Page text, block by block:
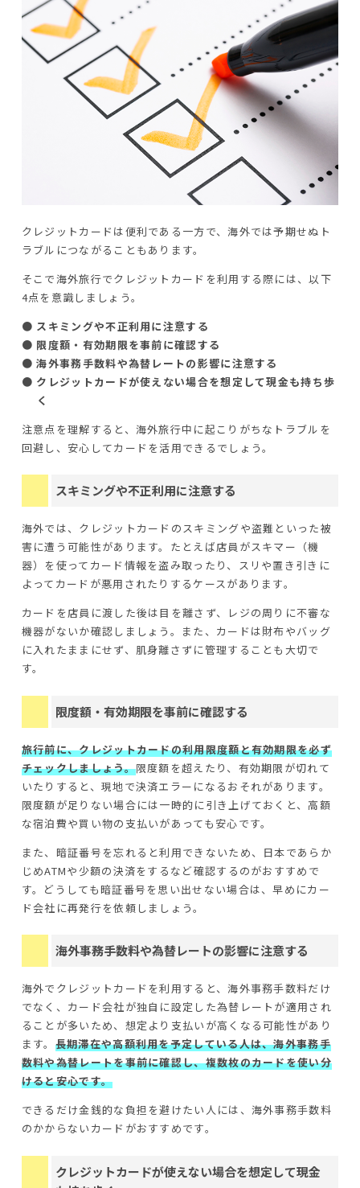
クレジットカードは便利である一方で、海外では予期せぬト
ラブルにつながることもあります。
そこで海外旅行でクレジットカードを利用する際には、以下
4点を意識しましょう。
● スキミングや不正利用に注意する
● 限度額・有効期限を事前に確認する
● 海外事務手数料や為替レートの影響に注意する
● クレジットカードが使えない場合を想定して現金も持ち歩
く
注意点を理解すると、海外旅行中に起こりがちなトラブルを
回避し、安心してカードを活用できるでしょう。
スキミングや不正利用に注意する
海外では、クレジットカードのスキミングや盗難といった被
害に遭う可能性があります。たとえば店員がスキマー（機
器）を使ってカード情報を盗み取ったり、スリや置き引きに
よってカードが悪用されたりするケースがあります。
カードを店員に渡した後は目を離さず、レジの周りに不審な
機器がないか確認しましょう。また、カードは財布やバッグ
に入れたままにせず、肌身離さずに管理することも大切で
す。
限度額・有効期限を事前に確認する
旅行前に、クレジットカードの利用限度額と有効期限を必ず
チェックしましょう。限度額を超えたり、有効期限が切れて
いたりすると、現地で決済エラーになるおそれがあります。
限度額が足りない場合には一時的に引き上げておくと、高額
な宿泊費や買い物の支払いがあっても安心です。
また、暗証番号を忘れると利用できないため、日本であらか
じめATMや少額の決済をするなど確認するのがおすすめで
す。どうしても暗証番号を思い出せない場合は、早めにカー
ド会社に再発行を依頼しましょう。
海外事務手数料や為替レートの影響に注意する
海外でクレジットカードを利用すると、海外事務手数料だけ
でなく、カード会社が独自に設定した為替レートが適用され
ることが多いため、想定より支払いが高くなる可能性があり
ます。 長期滞在や高額利用を予定している人は、海外事務手
数料や為替レートを事前に確認し、複数枚のカードを使い分
けると安心です。
できるだけ金銭的な負担を避けたい人には、海外事務手数料
のかからないカードがおすすめです。
クレジットカードが使えない場合を想定して現金